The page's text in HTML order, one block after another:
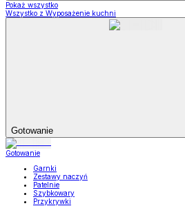
Pokaż wszystko
Wszystko z Wyposażenie kuchni
Gotowanie
Gotowanie
Garnki
Zestawy naczyń
Patelnie
Szybkowary
Przykrywki